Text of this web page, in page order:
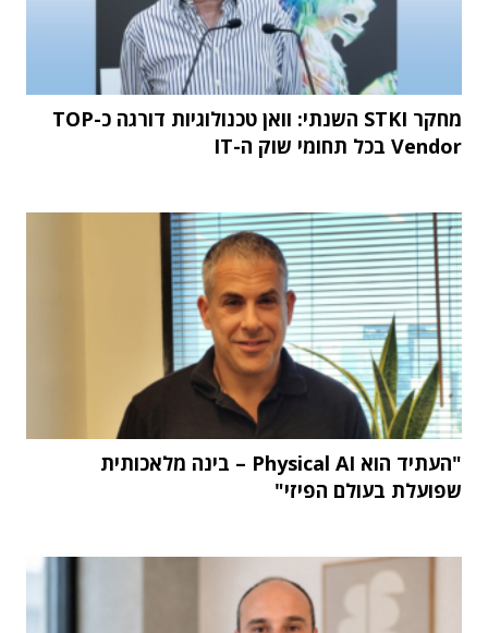
מחקר STKI השנתי: וואן טכנולוגיות דורגה כ-TOP
Vendor בכל תחומי שוק ה-IT
"העתיד הוא Physical AI – בינה מלאכותית
שפועלת בעולם הפיזי"